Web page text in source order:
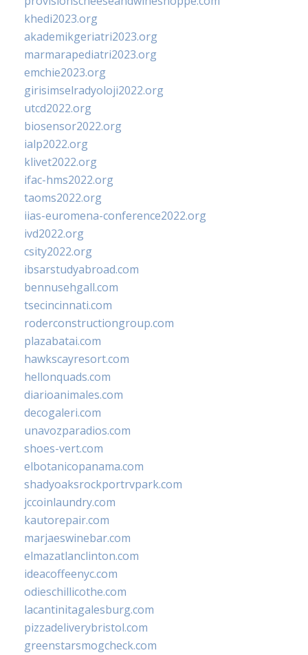
khedi2023.org
akademikgeriatri2023.org
marmarapediatri2023.org
emchie2023.org
girisimselradyoloji2022.org
utcd2022.org
biosensor2022.org
ialp2022.org
klivet2022.org
ifac-hms2022.org
taoms2022.org
iias-euromena-conference2022.org
ivd2022.org
csity2022.org
ibsarstudyabroad.com
bennusehgall.com
tsecincinnati.com
roderconstructiongroup.com
plazabatai.com
hawkscayresort.com
hellonquads.com
diarioanimales.com
decogaleri.com
unavozparadios.com
shoes-vert.com
elbotanicopanama.com
shadyoaksrockportrvpark.com
jccoinlaundry.com
kautorepair.com
marjaeswinebar.com
elmazatlanclinton.com
ideacoffeenyc.com
odieschillicothe.com
lacantinitagalesburg.com
pizzadeliverybristol.com
greenstarsmogcheck.com